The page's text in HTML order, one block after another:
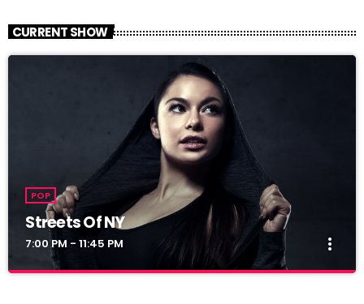
CURRENT SHOW
POP
Streets Of NY
7:00 PM - 11:45 PM more_vert